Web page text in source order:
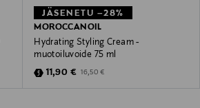
JÄSENETU –28%
MOROCCANOIL
Hydrating Styling Cream -
muotoiluvoide 75 ml
Discounted Price
11,90 € Original Price
16,50 €